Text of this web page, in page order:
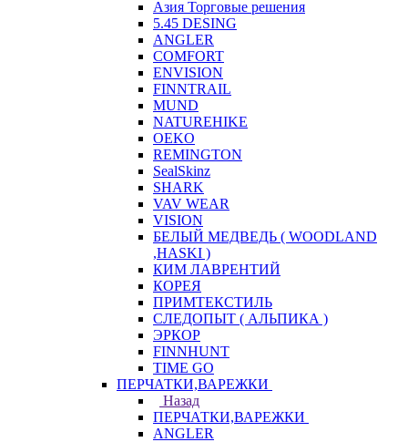
Азия Торговые решения
5.45 DESING
ANGLER
COMFORT
ENVISION
FINNTRAIL
MUND
NATUREHIKE
OEKO
REMINGTON
SealSkinz
SHARK
VAV WEAR
VISION
БЕЛЫЙ МЕДВЕДЬ ( WOODLAND
,HASKI )
КИМ ЛАВРЕНТИЙ
КОРЕЯ
ПРИМТЕКСТИЛЬ
СЛЕДОПЫТ ( АЛЬПИКА )
ЭРКОР
FINNHUNT
TIME GO
ПЕРЧАТКИ,ВАРЕЖКИ
Назад
ПЕРЧАТКИ,ВАРЕЖКИ
ANGLER